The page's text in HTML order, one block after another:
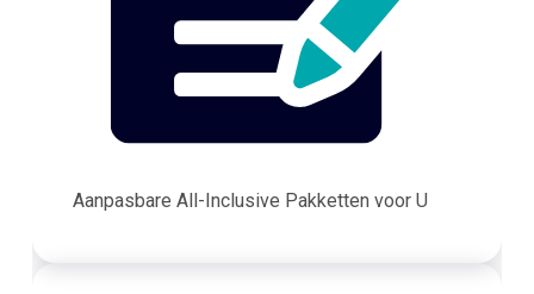
Aanpasbare All-Inclusive Pakketten voor U